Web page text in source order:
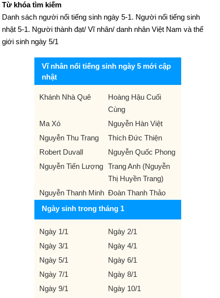
Từ khóa tìm kiếm
Danh sách người nổi tiếng sinh ngày 5-1. Người nổi tiếng sinh
nhật 5-1. Người thành đạt/ Vĩ nhân/ danh nhân Việt Nam và thế
giới sinh ngày 5/1
Vĩ nhân nổi tiếng sinh ngày 5 mới cập
nhật
Khánh Nhà Quê
Hoàng Hậu Cuối
Cùng
Ma Xó
Nguyễn Hàn Việt
Nguyễn Thu Trang
Thích Đức Thiện
Robert Duvall
Nguyễn Quốc Phong
Nguyễn Tiến Lượng Trang Anh (Nguyễn
Thị Huyền Trang)
Nguyễn Thanh Minh Đoàn Thanh Thảo
Ngày sinh trong tháng 1
Ngày 1/1
Ngày 2/1
Ngày 3/1
Ngày 4/1
Ngày 5/1
Ngày 6/1
Ngày 7/1
Ngày 8/1
Ngày 9/1
Ngày 10/1